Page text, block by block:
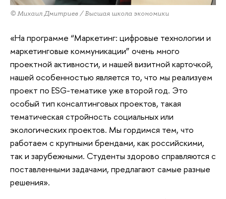
© Михаил Дмитриев / Высшая школа экономики
«На программе “Маркетинг: цифровые технологии и
маркетинговые коммуникации” очень много
проектной активности, и нашей визитной карточкой,
нашей особенностью является то, что мы реализуем
проект по ESG-тематике уже второй год. Это
особый тип консалтинговых проектов, такая
тематическая стройность социальных или
экологических проектов. Мы гордимся тем, что
работаем с крупными брендами, как российскими,
так и зарубежными. Студенты здорово справляются с
поставленными задачами, предлагают самые разные
решения».